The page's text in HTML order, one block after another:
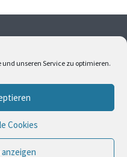
und unseren Service zu optimieren.
Cookies
Fotos noch Texte
kontaktieren Sie mich,
Texten haben.